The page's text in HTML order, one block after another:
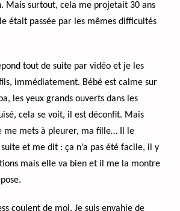
Mais surtout, cela me projetait 30 ans
était passée par les mêmes difficultés
tout de suite par vidéo et je les
immédiatement. Bébé est calme sur
les yeux grands ouverts dans les
cela se voit, il est déconfit. Mais
me mets à pleurer, ma fille… Il le
et me dit : ça n’a pas été facile, il y
mais elle va bien et il me la montre
coulent de moi. Je suis envahie de